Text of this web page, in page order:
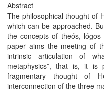
Abstract
The philosophical thought of
which can be approached.
the concepts of theós, lógos
paper aims the meeting of
intrinsic articulation of
metaphysics”, that is, it is
fragmentary thought of
interconnection of the three